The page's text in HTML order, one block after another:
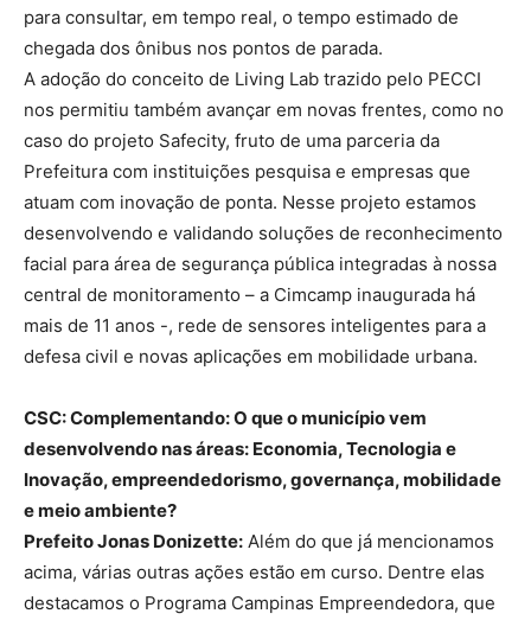
para consultar, em tempo real, o tempo estimado de
chegada dos ônibus nos pontos de parada.
A adoção do conceito de Living Lab trazido pelo PECCI
nos permitiu também avançar em novas frentes, como no
caso do projeto Safecity, fruto de uma parceria da
Prefeitura com instituições pesquisa e empresas que
atuam com inovação de ponta. Nesse projeto estamos
desenvolvendo e validando soluções de reconhecimento
facial para área de segurança pública integradas à nossa
central de monitoramento – a Cimcamp inaugurada há
mais de 11 anos -, rede de sensores inteligentes para a
defesa civil e novas aplicações em mobilidade urbana.
CSC: Complementando: O que o município vem
desenvolvendo nas áreas: Economia, Tecnologia e
Inovação, empreendedorismo, governança, mobilidade
e meio ambiente?
Prefeito Jonas Donizette: Além do que já mencionamos
acima, várias outras ações estão em curso. Dentre elas
destacamos o Programa Campinas Empreendedora, que